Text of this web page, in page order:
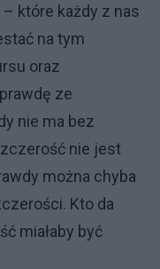
które każdy z nas
na tym
oraz
ze
nie ma bez
nie jest
można chyba
Kto da
miałaby być